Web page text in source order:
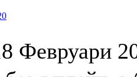
Февруари